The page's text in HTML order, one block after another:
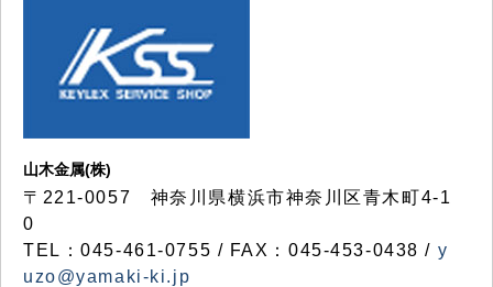
山木金属(株)
〒221-0057 神奈川県横浜市神奈川区青木町4-1
0
TEL：045-461-0755 / FAX：045-453-0438 / y
uzo@yamaki-ki.jp